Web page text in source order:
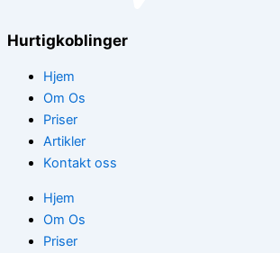
Hurtigkoblinger
Hjem
Om Os
Priser
Artikler
Kontakt oss
Hjem
Om Os
Priser